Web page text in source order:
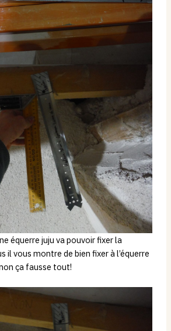
équerre juju va pouvoir fixer la
il vous montre de bien fixer à l’équerre
ça fausse tout!